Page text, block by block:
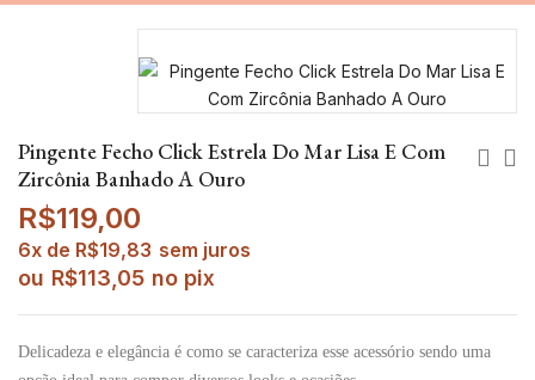
Pingente Fecho Click Estrela Do Mar Lisa E Com
Zircônia Banhado A Ouro
R$119,00
6x de R$19,83 sem juros
ou R$113,05 no pix
Delicadeza e elegância é como se caracteriza esse acessório sendo uma